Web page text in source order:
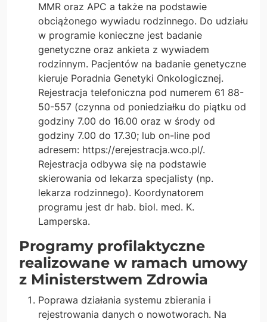
MMR oraz APC a także na podstawie
obciążonego wywiadu rodzinnego. Do udziału
w programie konieczne jest badanie
genetyczne oraz ankieta z wywiadem
rodzinnym. Pacjentów na badanie genetyczne
kieruje Poradnia Genetyki Onkologicznej.
Rejestracja telefoniczna pod numerem 61 88-
50-557 (czynna od poniedziałku do piątku od
godziny 7.00 do 16.00 oraz w środy od
godziny 7.00 do 17.30; lub on-line pod
adresem: https://erejestracja.wco.pl/.
Rejestracja odbywa się na podstawie
skierowania od lekarza specjalisty (np.
lekarza rodzinnego). Koordynatorem
programu jest dr hab. biol. med. K.
Lamperska.
Programy profilaktyczne
realizowane w ramach umowy
z Ministerstwem Zdrowia
Poprawa działania systemu zbierania i
rejestrowania danych o nowotworach. Na